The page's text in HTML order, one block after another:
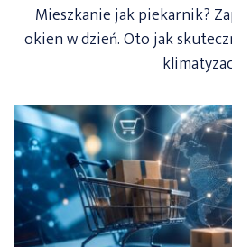
Mieszkanie jak piekarnik?
okien w dzień. Oto jak